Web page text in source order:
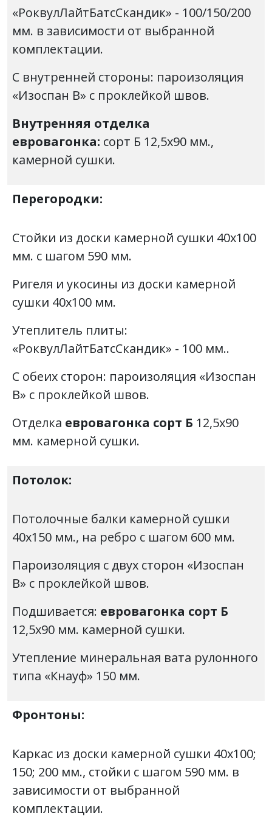
«РоквулЛайтБатсСкандик» - 100/150/200
мм. в зависимости от выбранной
комплектации.
С внутренней стороны: пароизоляция
«Изоспан В» с проклейкой швов.
Внутренняя отделка
евровагонка: сорт Б 12,5х90 мм.,
камерной сушки.
Перегородки:
Стойки из доски камерной сушки 40х100
мм. с шагом 590 мм.
Ригеля и укосины из доски камерной
сушки 40х100 мм.
Утеплитель плиты:
«РоквулЛайтБатсСкандик» - 100 мм..
С обеих сторон: пароизоляция «Изоспан
В» с проклейкой швов.
Отделка евровагонка сорт Б 12,5х90
мм. камерной сушки.
Потолок:
Потолочные балки камерной сушки
40х150 мм., на ребро с шагом 600 мм.
Пароизоляция с двух сторон «Изоспан
В» с проклейкой швов.
Подшивается: евровагонка сорт Б
12,5х90 мм. камерной сушки.
Утепление минеральная вата рулонного
типа «Кнауф» 150 мм.
Фронтоны:
Каркас из доски камерной сушки 40х100;
150; 200 мм., стойки с шагом 590 мм. в
зависимости от выбранной
комплектации.